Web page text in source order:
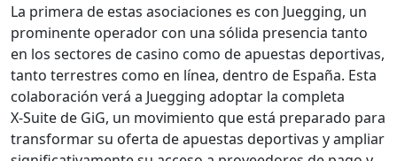
La primera de estas aso­cia­ciones es con Jueg­ging, un
promi­nente oper­ador con una sól­i­da pres­en­cia tan­to
en los sec­tores de casi­no como de apues­tas deporti­vas,
tan­to ter­restres como en línea, den­tro de España. Esta
colab­o­ración verá a Jueg­ging adop­tar la com­ple­ta
X‑Suite de GiG, un movimien­to que está prepara­do para
trans­for­mar su ofer­ta de apues­tas deporti­vas y ampli­ar